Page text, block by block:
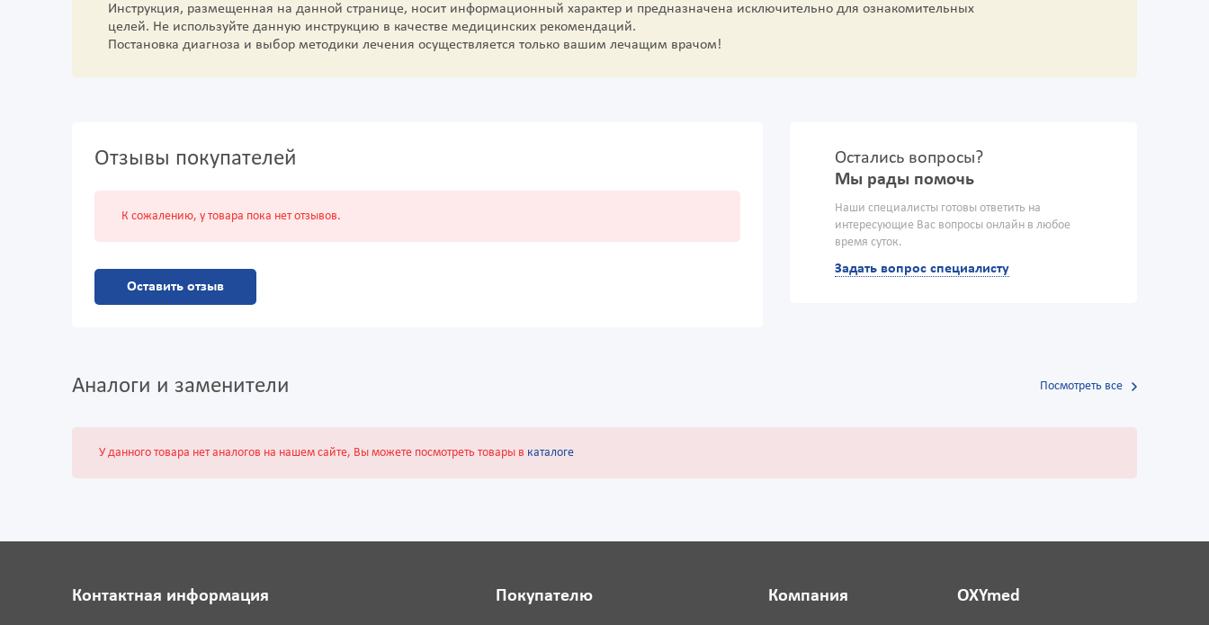
Инструкция, размещенная на данной странице, носит информационный характер и предназначена исключительно для ознакомительных
целей. Не используйте данную инструкцию в качестве медицинских рекомендаций.
Постановка диагноза и выбор методики лечения осуществляется только вашим лечащим врачом!
Отзывы покупателей
К сожалению, у товара пока нет отзывов.
Оставить отзыв
Остались вопросы?
Мы рады помочь
Наши специалисты готовы ответить на
интересующие Вас вопросы онлайн в любое
время суток.
Задать вопрос специалисту
Аналоги и заменители Посмотреть все
У данного товара нет аналогов на нашем сайте, Вы можете посмотреть товары в каталоге
Контактная информация Покупателю Компания OXYmed